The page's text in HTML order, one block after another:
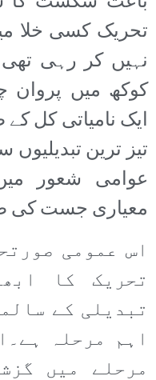
تحریک کسی خلا
نہیں کر رہی
کوکھ میں
ایک نامیاتی کل
تیز ترین
عوامی شعور
معیاری جست کی
اس عمومی
تحریک کا
تبدیلی کے
اہم مرحلہ
مرحلے میں